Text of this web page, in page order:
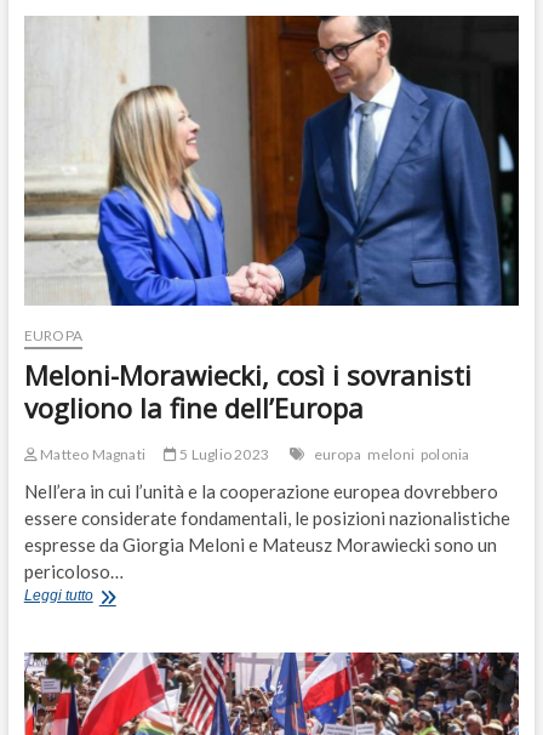
per
grano
Polonia
abbandona
l’Ucraina
EUROPA
Meloni-Morawiecki, così i sovranisti
vogliono la fine dell’Europa
Matteo Magnati 5 Luglio 2023 europa meloni polonia
Nell’era in cui l’unità e la cooperazione europea dovrebbero
essere considerate fondamentali, le posizioni nazionalistiche
espresse da Giorgia Meloni e Mateusz Morawiecki sono un
pericoloso…
Leggi tuttoMeloni-
i
sovranisti
vogliono
la